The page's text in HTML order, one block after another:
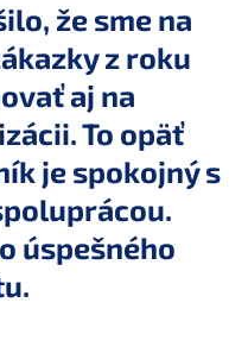
že sme na
z roku
aj na
To opäť
je spokojný s
úspešného